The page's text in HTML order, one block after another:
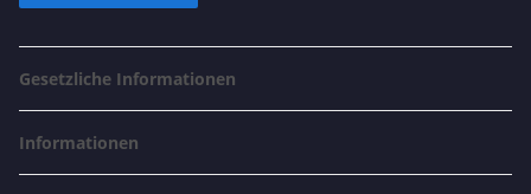
Gesetzliche Informationen
Informationen